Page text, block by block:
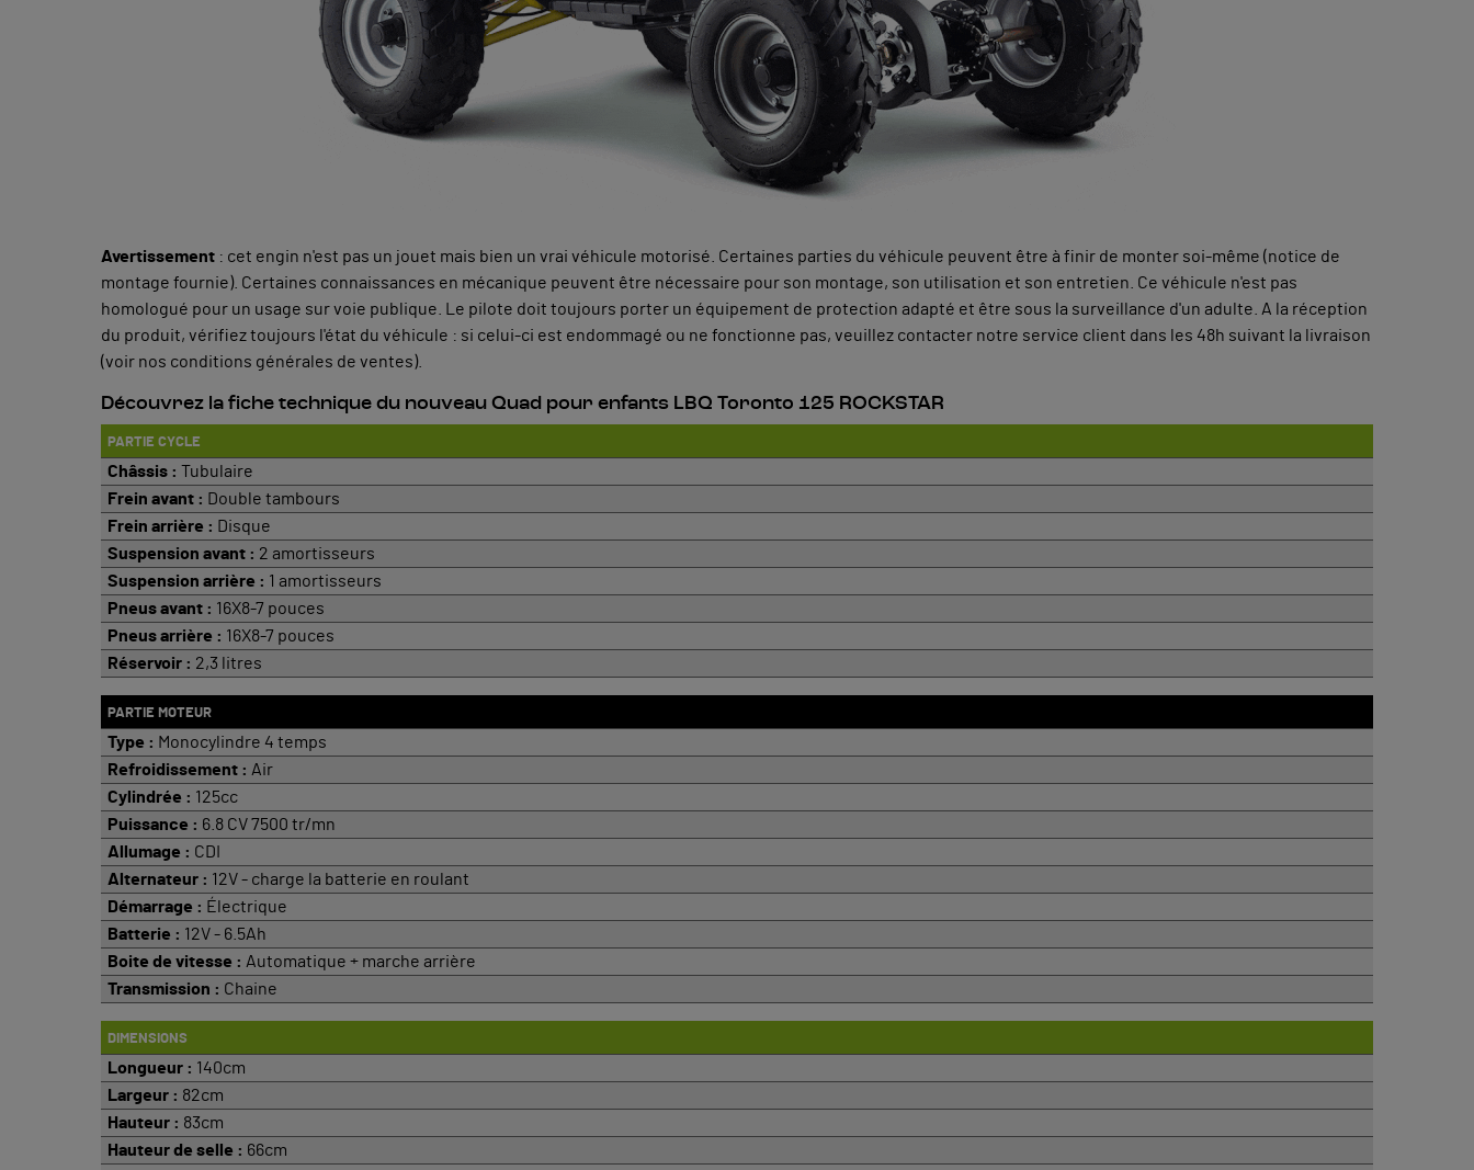
Avertissement : cet engin n'est pas un jouet mais bien un vrai véhicule motorisé. Certaines parties du véhicule peuvent être à finir de monter soi-même (notice de
montage fournie). Certaines connaissances en mécanique peuvent être nécessaire pour son montage, son utilisation et son entretien. Ce véhicule n'est pas
homologué pour un usage sur voie publique. Le pilote doit toujours porter un équipement de protection adapté et être sous la surveillance d'un adulte. A la réception
du produit, vérifiez toujours l'état du véhicule : si celui-ci est endommagé ou ne fonctionne pas, veuillez contacter notre service client dans les 48h suivant la livraison
(voir nos conditions générales de ventes).
Découvrez la fiche technique du nouveau Quad pour enfants LBQ Toronto 125 ROCKSTAR
PARTIE CYCLE
Châssis : Tubulaire
Frein avant : Double tambours
Frein arrière : Disque
Suspension avant : 2 amortisseurs
Suspension arrière : 1 amortisseurs
Pneus avant : 16X8-7 pouces
Pneus arrière : 16X8-7 pouces
Réservoir : 2,3 litres
PARTIE MOTEUR
Type : Monocylindre 4 temps
Refroidissement : Air
Cylindrée : 125cc
Puissance : 6.8 CV 7500 tr/mn
Allumage : CDI
Alternateur : 12V - charge la batterie en roulant
Démarrage : Électrique
Batterie : 12V - 6.5Ah
Boite de vitesse : Automatique + marche arrière
Transmission : Chaine
DIMENSIONS
Longueur : 140cm
Largeur : 82cm
Hauteur : 83cm
Hauteur de selle : 66cm